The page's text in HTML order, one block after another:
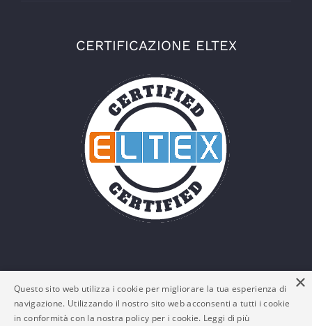
CERTIFICAZIONE ELTEX
×
Questo sito web utilizza i cookie per migliorare la tua esperienza di
navigazione. Utilizzando il nostro sito web acconsenti a tutti i cookie
in conformità con la nostra policy per i cookie. Leggi di più